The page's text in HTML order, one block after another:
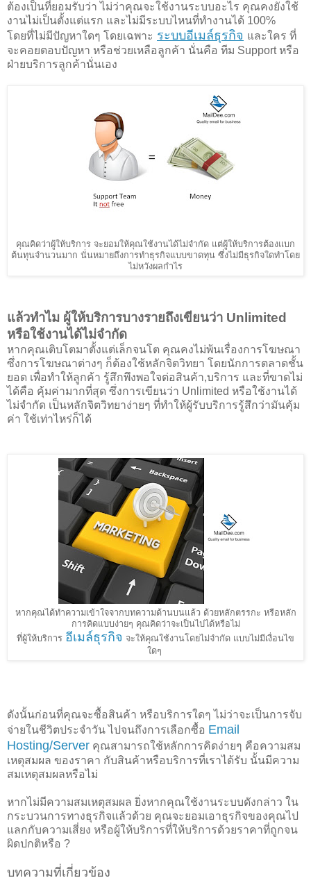
ต้องเป็นที่ยอมรับว่า ไม่ว่าคุณจะใช้งานระบบอะไร คุณคงยังใช้
งานไม่เป็นตั้งแต่แรก และไม่มีระบบไหนที่ทำงานได้ 100%
โดยที่ไม่มีปัญหาใดๆ โดยเฉพาะ ระบบอีเมล์ธุรกิจ และใคร ที่
จะคอยตอบปัญหา หรือช่วยเหลือลูกค้า นั่นคือ ทีม Support หรือ
ฝ่ายบริการลูกค้านั่นเอง
คุณคิดว่าผู้ให้บริการ จะยอมให้คุณใช้งานได้ไม่จำกัด แต่ผู้ให้บริการต้องแบก
ต้นทุนจำนวนมาก นั่นหมายถึงการทำธุรกิจแบบขาดทุน ซึ่งไม่มีธุรกิจใดทำโดย
ไม่หวังผลกำไร
แล้วทำไม ผู้ให้บริการบางรายถึงเขียนว่า Unlimited
หรือใช้งานได้ไม่จำกัด
หากคุณเติบโตมาตั้งแต่เล็กจนโต คุณคงไม่พ้นเรื่องการโฆษณา
ซึ่งการโฆษณาต่างๆ ก็ต้องใช้หลักจิตวิทยา โดยนักการตลาดชั้น
ยอด เพื่อทำให้ลูกค้า รู้สึกพึงพอใจต่อสินค้า,บริการ และที่ขาดไม่
ได้คือ คุ้มค่ามากที่สุด ซึ่งการเขียนว่า Unlimited หรือใช้งานได้
ไม่จำกัด เป็นหลักจิตวิทยาง่ายๆ ที่ทำให้ผู้รับบริการรู้สึกว่ามันคุ้ม
ค่า ใช้เท่าไหร่ก็ได้
หากคุณได้ทำความเข้าใจจากบทความด้านบนแล้ว ด้วยหลักตรรกะ หรือหลัก
การคิดแบบง่ายๆ คุณคิดว่าจะเป็นไปได้หรือไม่
ที่ผู้ให้บริการ อีเมล์ธุรกิจ จะให้คุณใช้งานโดยไม่จำกัด แบบไม่มีเงื่อนไข
ใดๆ
ดังนั้นก่อนที่คุณจะซื้อสินค้า หรือบริการใดๆ ไม่ว่าจะเป็นการจับ
จ่ายในชีวิตประจำวัน ไปจนถึงการเลือกซื้อ Email
Hosting/Server คุณสามารถใช้หลักการคิดง่ายๆ คือความสม
เหตุสมผล ของราคา กับสินค้าหรือบริการที่เราได้รับ นั้นมีความ
สมเหตุสมผลหรือไม่
หากไม่มีความสมเหตุสมผล ยิ่งหากคุณใช้งานระบบดังกล่าว ใน
กระบวนการทางธุรกิจแล้วด้วย คุณจะยอมเอาธุรกิจของคุณไป
แลกกับความเสี่ยง หรือผู้ให้บริการที่ให้บริการด้วยราคาที่ถูกจน
ผิดปกติหรือ ?
บทความที่เกี่ยวข้อง